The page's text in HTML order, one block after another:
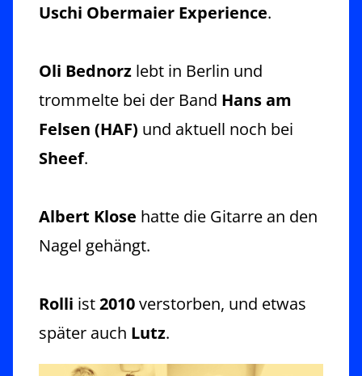
Uschi Obermaier Experience.
Oli Bednorz lebt in Berlin und
trommelte bei der Band Hans am
Felsen (HAF) und aktuell noch bei
Sheef.
Albert Klose hatte die Gitarre an den
Nagel gehängt.
Rolli ist2010verstorben, und etwas
später auch Lutz.